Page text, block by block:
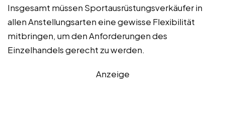
Insgesamt müssen Sportausrüstungsverkäufer in
allen Anstellungsarten eine gewisse Flexibilität
mitbringen, um den Anforderungen des
Einzelhandels gerecht zu werden.
Anzeige